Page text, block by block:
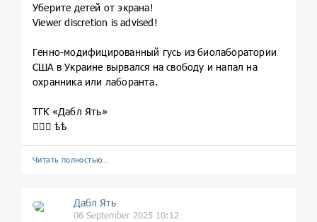
Уберите детей от экрана!
Viewer discretion is advised!
Генно-модифицированный гусь из биолаборатории
США в Украине вырвался на свободу и напал на
охранника или лаборанта.
ТГК «Дабл Ять»
💁🏼‍♀️ ѣѣ
Читать полностью…
Дабл Ять
06 September 2025 10:12